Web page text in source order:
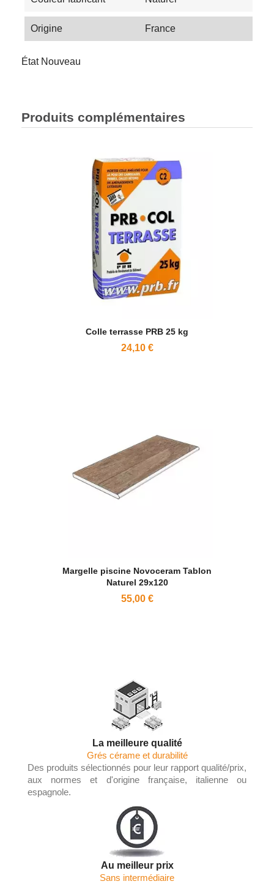
Origine France
État Nouveau
Produits complémentaires
Colle terrasse PRB 25 kg
24,10 €
Margelle piscine Novoceram Tablon
Naturel 29x120
55,00 €
La meilleure qualité
Grés cérame et durabilité
Des produits sélectionnés pour leur rapport qualité/prix,
aux normes et d'origine française, italienne ou
espagnole.
Au meilleur prix
Sans intermédiaire